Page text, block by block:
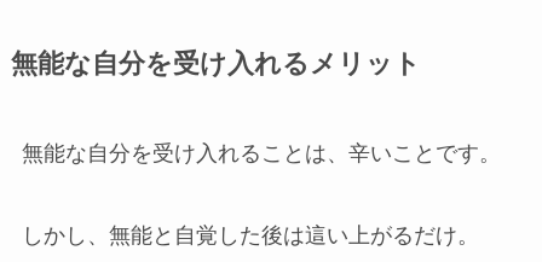
無能な自分を受け入れるメリット
無能な自分を受け入れることは、辛いことです。
しかし、無能と自覚した後は這い上がるだけ。